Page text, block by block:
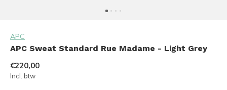
APC
APC Sweat Standard Rue Madame - Light Grey
€220,00
Incl. btw